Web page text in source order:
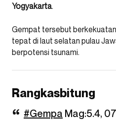
Yogyakarta.
Gempat tersebut berkekuatan
tepat di laut selatan pulau
berpotensi tsunami.
Rangkasbitung
#Gempa Mag:5.4,